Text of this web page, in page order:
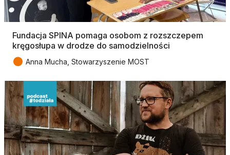
Fundacja SPINA pomaga osobom z rozszczepem
kręgosłupa w drodze do samodzielności
● Anna Mucha, Stowarzyszenie MOST